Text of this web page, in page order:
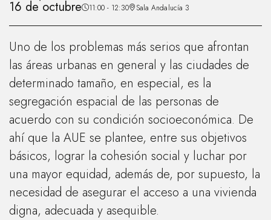
16 de octubre 11:00 - 12:30 Sala Andalucía 3
Uno de los problemas más serios que afrontan
las áreas urbanas en general y las ciudades de
determinado tamaño, en especial, es la
segregación espacial de las personas de
acuerdo con su condición socioeconómica. De
ahí que la AUE se plantee, entre sus objetivos
básicos, lograr la cohesión social y luchar por
una mayor equidad, además de, por supuesto, la
necesidad de asegurar el acceso a una vivienda
digna, adecuada y asequible.